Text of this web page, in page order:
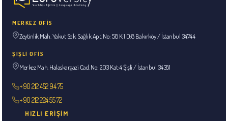
MERKEZ OFİS
Zeytinlik Mah. Yakut Sok. Sağlık Apt. No: 58 K:1 D:8 Bakırköy / İstanbul 34744
ŞİŞLİ OFİS
Merkez Mah. Halaskargazi Cad. No: 203 Kat:4 Şişli / İstanbul 34381
+90 212 452 94 75
+90 212 224 55 72
HIZLI ERIŞIM